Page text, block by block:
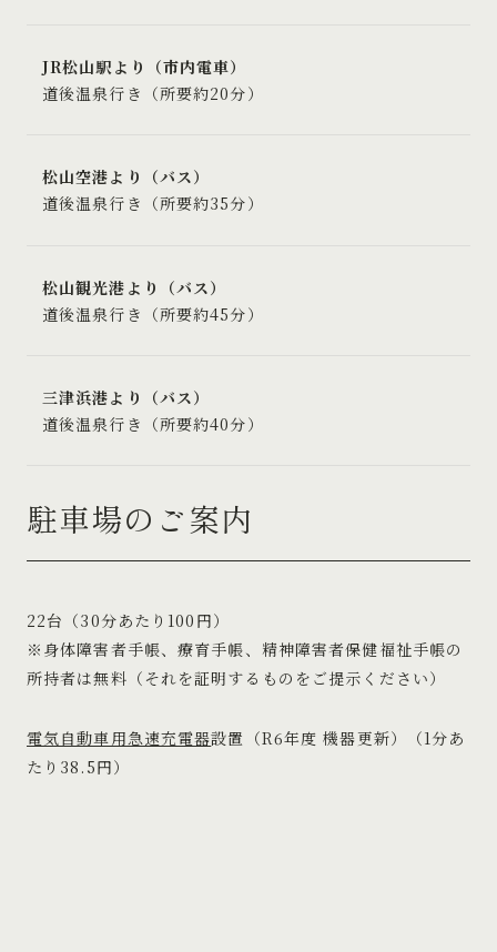
JR松山駅より（市内電車）
道後温泉行き（所要約20分）
松山空港より（バス）
道後温泉行き（所要約35分）
松山観光港より（バス）
道後温泉行き（所要約45分）
三津浜港より（バス）
道後温泉行き（所要約40分）
駐車場のご案内
22台（30分あたり100円）
※身体障害者手帳、療育手帳、精神障害者保健福祉手帳の
所持者は無料（それを証明するものをご提示ください）
電気自動車用急速充電器設置（R6年度 機器更新）（1分あ
たり38.5円）